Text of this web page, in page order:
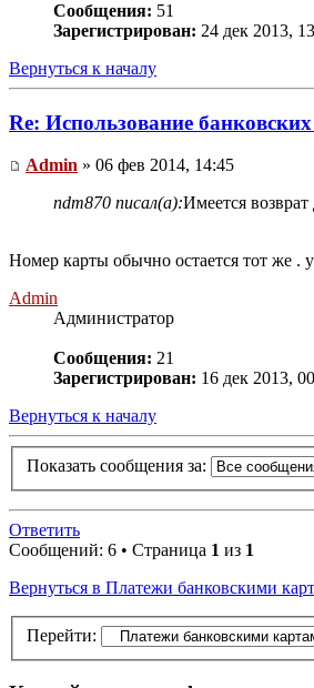
Сообщения: 51
Зарегистрирован: 24 дек 2013,
Вернуться к началу
Re: Использование
Admin » 06 фев 2014, 14:45
ndm870 писал(а):Имеется
Номер карты обычно остается тот же .
Admin
Администратор
Сообщения: 21
Зарегистрирован: 16 дек 2013,
Вернуться к началу
Показать сообщения за:
Ответить
Сообщений: 6 • Страница 1 из 1
Вернуться в Платежи банковскими
Перейти: